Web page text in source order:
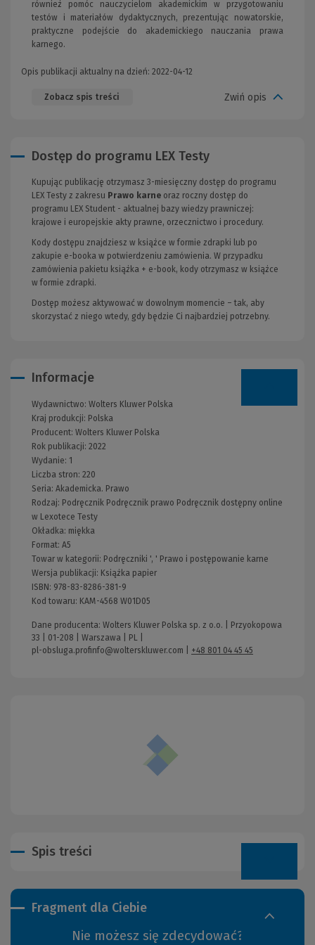
również pomóc nauczycielom akademickim w przygotowaniu
testów i materiałów dydaktycznych, prezentując nowatorskie,
praktyczne podejście do akademickiego nauczania prawa
karnego.
Opis publikacji aktualny na dzień: 2022-04-12
Zobacz spis treści Zwiń opis
Dostęp do programu LEX Testy
Kupując publikację otrzymasz 3-miesięczny dostęp do programu
LEX Testy z zakresu Prawo karne oraz roczny dostęp do
programu LEX Student - aktualnej bazy wiedzy prawniczej:
krajowe i europejskie akty prawne, orzecznictwo i procedury.
Kody dostępu znajdziesz w książce w formie zdrapki lub po
zakupie e-booka w potwierdzeniu zamówienia. W przypadku
zamówienia pakietu książka + e-book, kody otrzymasz w książce
w formie zdrapki.
Dostęp możesz aktywować w dowolnym momencie – tak, aby
skorzystać z niego wtedy, gdy będzie Ci najbardziej potrzebny.
Fragment dla Ciebie
Nie możesz się zdecydować?
Informacje
Wydawnictwo: Wolters Kluwer Polska
Kraj produkcji: Polska
Producent: Wolters Kluwer Polska
Rok publikacji: 2022
Wydanie: 1
Liczba stron: 220
Seria: Akademicka. Prawo
Rodzaj: Podręcznik Podręcznik prawo Podręcznik dostępny online
w Lexotece Testy
Okładka: miękka
Format: A5
Towar w kategorii: Podręczniki ', ' Prawo i postępowanie karne
Wersja publikacji: Książka papier
ISBN: 978-83-8286-381-9
Kod towaru: KAM-4568 W01D05
Dane producenta: Wolters Kluwer Polska sp. z o.o. | Przyokopowa
33 | 01-208 | Warszawa | PL |
pl-obsluga.profinfo@wolterskluwer.com
+48 801 04 45 45
Spis treści